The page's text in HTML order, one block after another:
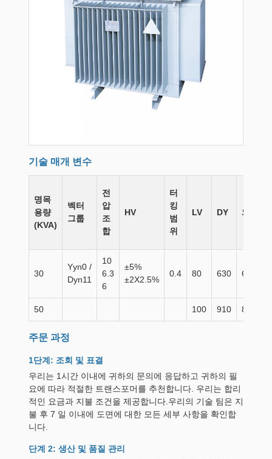
기술 매개 변수
명목
용량
(KVA)
벡터
그룹
전
압
조
합
HV
터
킹
범
위
LV DY 와
30
Yyn0 /
Dyn11
10
6.3
6
±5%
±2X2.5%
0.4 80 630 600
50 100 910 870
주문 과정
1단계: 조회 및 표결
우리는 1시간 이내에 귀하의 문의에 응답하고 귀하의 필
요에 따라 적절한 트랜스포머를 추천합니다. 우리는 합리
적인 요금과 지불 조건을 제공합니다.우리의 기술 팀은 지
불 후 7 일 이내에 도면에 대한 모든 세부 사항을 확인합
니다.
단계 2: 생산 및 품질 관리